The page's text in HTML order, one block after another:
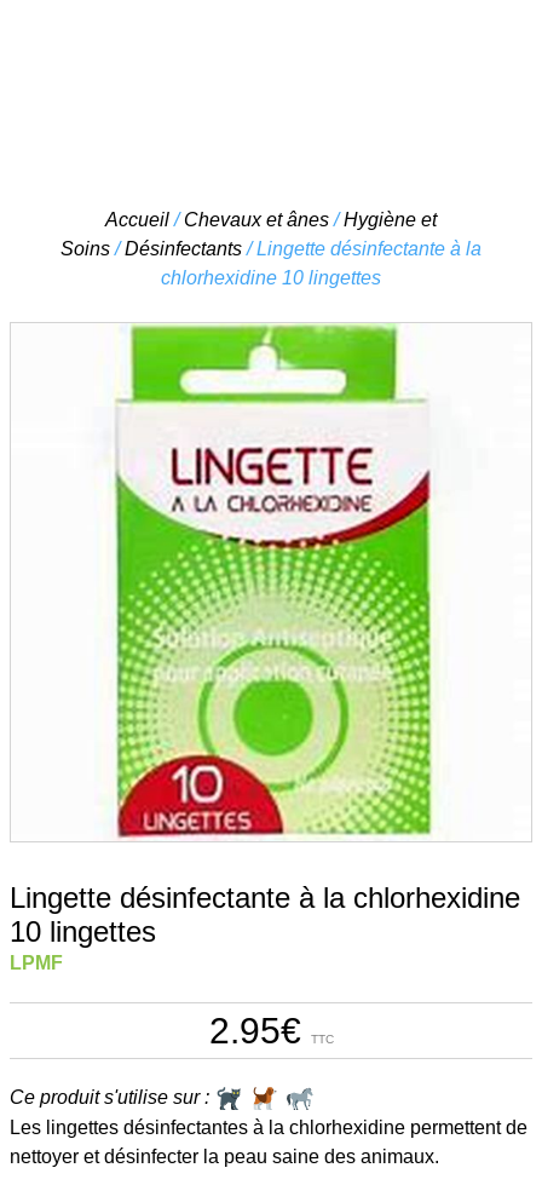
content
Accueil/Chevaux et ânes/Hygiène et
Soins/Désinfectants/ Lingette désinfectante à la
chlorhexidine 10 lingettes
Lingette désinfectante à la chlorhexidine
10 lingettes
LPMF
2.95€ TTC
Ce produit s'utilise sur :
Les lingettes désinfectantes à la chlorhexidine permettent de
nettoyer et désinfecter la peau saine des animaux.